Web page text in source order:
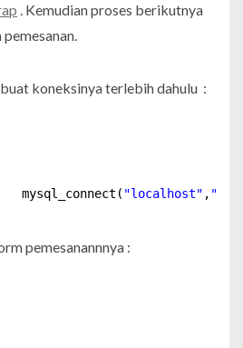
. Kemudian proses berikutnya
koneksinya terlebih dahulu :
mysql_connect( "localhost" ,
pemesanannnya :